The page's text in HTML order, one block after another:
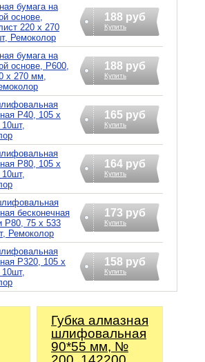
бумага на
основе,
220 х 270
Ремоколор
188 руб
Купить
бумага на
основе, Р600,
х 270 мм,
188 руб
Купить
Р40, 105 х
165 руб
Купить
Р80, 105 х
164 руб
Купить
бесконечная
Р80, 75 х 533
Ремоколор
173 руб
Купить
Р320, 105 х
158 руб
Купить
Губка алмазная
шлифовальная
90*55 мм, №